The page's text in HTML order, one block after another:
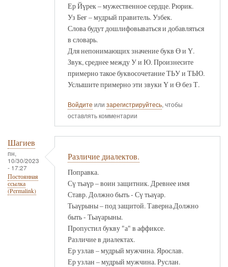
Ер Йүрек – мужественное сердце. Рюрик.
Уз Беғ – мудрый правитель. Узбек.
Слова будут дошлифовываться и добавляться
в словарь.
Для непонимающих значение букв Ө и Ү.
Звук, среднее между У и Ю. Произнесите
примерно такое буквосочетание ТЬУ и ТЬЮ.
Услышите примерно эти звуки Ү и Ө без Т.
Войдите или зарегистрируйтесь, чтобы
оставлять комментарии
Шагиев
пн,
10/30/2023
- 17:27
Постоянная
ссылка
(Permalink)
Различие диалектов.
Поправка.
Сү тьаүр – воин защитник. Древнее имя
Ставр. Должно быть - Сү тьаүар.
Тьаүрыны – под защитой. Таверна.Должно
быть - Тьаүарыны.
Пропустил букву "а" в аффиксе.
Различие в диалектах.
Ер узлав – мудрый мужчина. Ярослав.
Ер узлан – мудрый мужчина. Руслан.